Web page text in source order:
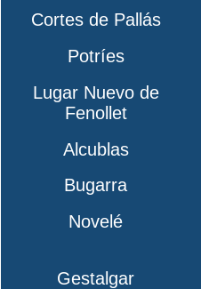
Cortes de Pallás
Potríes
Lugar Nuevo de
Fenollet
Alcublas
Bugarra
Novelé
Gestalgar